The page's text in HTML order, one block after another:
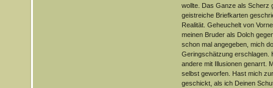
wollte. Das Ganze als Scherz
geistreiche Briefkarten
Realität. Geheuchelt von
meinen Bruder als Dolch
schon mal angegeben, mich
Geringschätzung erschlagen.
andere mit Illusionen genarrt.
selbst geworfen. Hast mich
geschickt, als ich Deinen